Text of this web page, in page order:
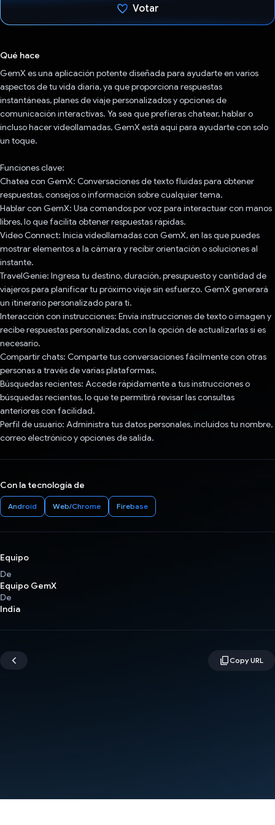
Votar
Qué hace
GemX es una aplicación potente diseñada para ayudarte en varios
aspectos de tu vida diaria, ya que proporciona respuestas
instantáneas, planes de viaje personalizados y opciones de
comunicación interactivas. Ya sea que prefieras chatear, hablar o
incluso hacer videollamadas, GemX está aquí para ayudarte con solo
un toque.
Funciones clave:
Chatea con GemX: Conversaciones de texto fluidas para obtener
respuestas, consejos o información sobre cualquier tema.
Hablar con GemX: Usa comandos por voz para interactuar con manos
libres, lo que facilita obtener respuestas rápidas.
Video Connect: Inicia videollamadas con GemX, en las que puedes
mostrar elementos a la cámara y recibir orientación o soluciones al
instante.
TravelGenie: Ingresa tu destino, duración, presupuesto y cantidad de
viajeros para planificar tu próximo viaje sin esfuerzo. GemX generará
un itinerario personalizado para ti.
Interacción con instrucciones: Envía instrucciones de texto o imagen y
recibe respuestas personalizadas, con la opción de actualizarlas si es
necesario.
Compartir chats: Comparte tus conversaciones fácilmente con otras
personas a través de varias plataformas.
Búsquedas recientes: Accede rápidamente a tus instrucciones o
búsquedas recientes, lo que te permitirá revisar las consultas
anteriores con facilidad.
Perfil de usuario: Administra tus datos personales, incluidos tu nombre,
correo electrónico y opciones de salida.
Con la tecnología de
Android Web/Chrome Firebase
Equipo
De
Equipo GemX
De
India